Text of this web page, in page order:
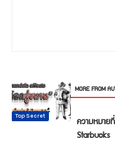
RELATED ARTICLES MORE FROM
Top Secret
ความหมาย
Starbucks
Cheer up
Top Secret
Top Secret
Top Secret
Top Secret